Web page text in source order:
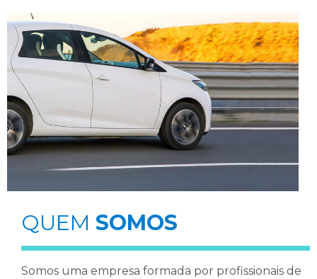
QUEM SOMOS
Somos uma empresa formada por profissionais de